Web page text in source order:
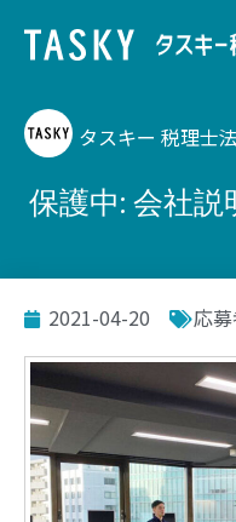
タスキー 税理士
保護中: 会社
2021-04-20 応